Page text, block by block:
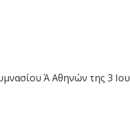
Ά Αθηνών της 3